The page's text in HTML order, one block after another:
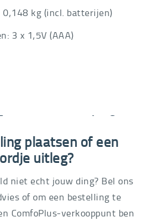
0,148 kg (incl. batterijen)
3 x 1,5V (AAA)
21 60
plaatsen of een
uitleg?
niet echt jouw ding? Bel ons
of om een bestelling te
ComfoPlus-verkooppunt ben